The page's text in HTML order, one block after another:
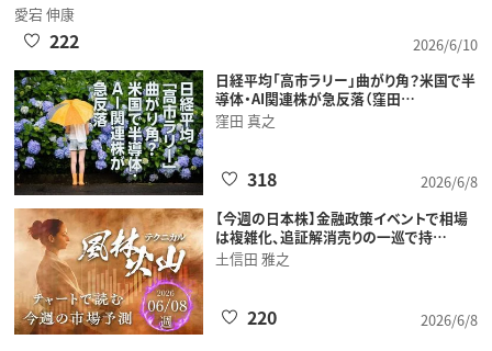
愛宕 伸康
2026/6/10
222
日経平均「高市ラリー」曲がり角？米国で半
導体・AI関連株が急反落（窪田…
窪田 真之
2026/6/8
318
【今週の日本株】金融政策イベントで相場
は複雑化、追証解消売りの一巡で持…
土信田 雅之
2026/6/8
220